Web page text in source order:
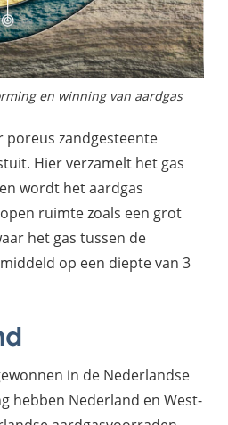
en winning van aardgas
zandgesteente
Hier verzamelt het gas
wordt het aardgas
ruimte zoals een grot
het gas tussen de
op een diepte van 3
in de Nederlandse
hebben Nederland en West-